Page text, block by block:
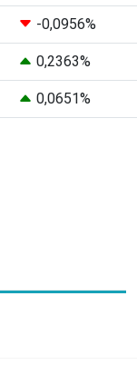
-0,0956%
0,2363%
0,0651%